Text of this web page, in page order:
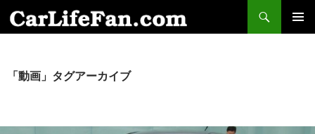
索コ
ン「動画」タグアーカイブ